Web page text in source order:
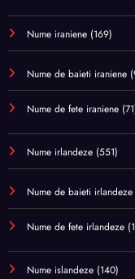
Nume iraniene (169)
Nume de baieti iraniene
Nume de fete iraniene
Nume irlandeze (551)
Nume de baieti irlandeze
Nume de fete irlandeze
Nume islandeze (140)